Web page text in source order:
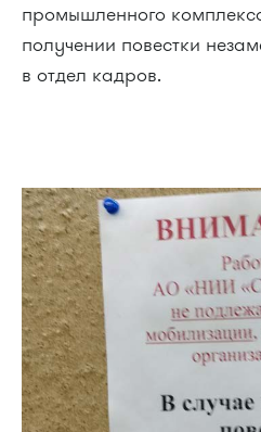
промышленного
получении повестки
в отдел кадров.